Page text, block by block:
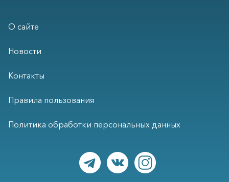
О сайте
Новости
Контакты
Правила пользования
Политика обработки персональных данных